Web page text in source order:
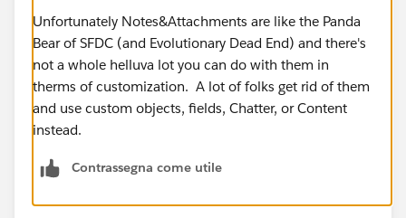
Unfortunately Notes&Attachments are like the Panda
Bear of SFDC (and Evolutionary Dead End) and there's
not a whole helluva lot you can do with them in
therms of customization. A lot of folks get rid of them
and use custom objects, fields, Chatter, or Content
instead.
Contrassegna come utile